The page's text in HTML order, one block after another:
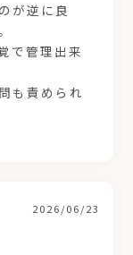
が逆に良
で管理出来
も責められ
2026/06/23